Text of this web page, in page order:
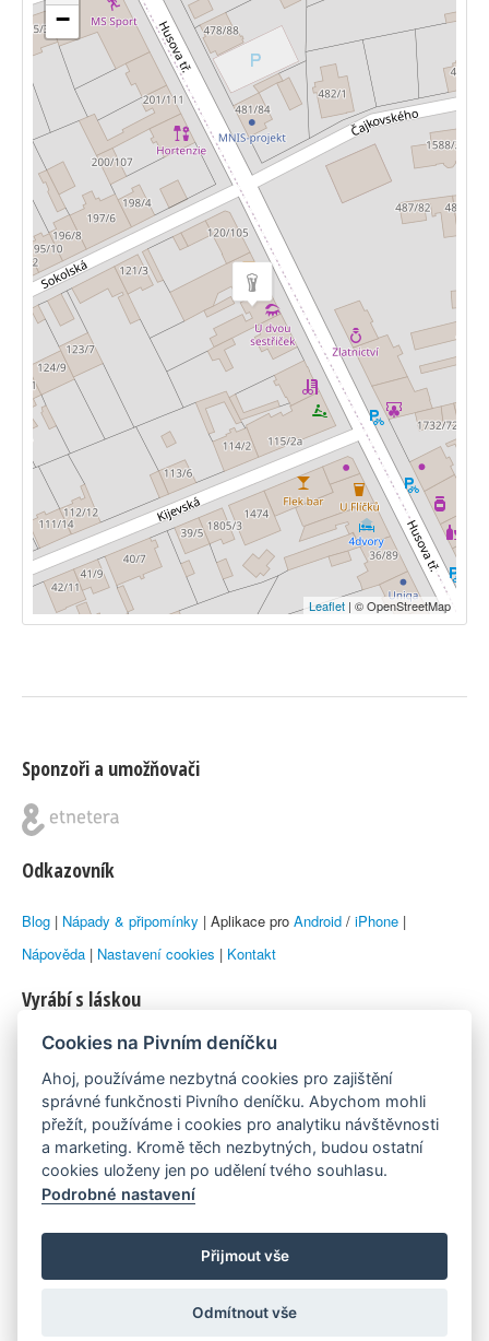
−
Leaflet | © OpenStreetMap
Sponzoři a umožňovači
Odkazovník
Blog | Nápady & připomínky | Aplikace pro Android / iPhone |
Nápověda | Nastavení cookies | Kontakt
Vyrábí s láskou
© 2010–2026 byLukáš Zemanaka Emka
Máme rádi
Pivní.info
Poznámka pod čarou
Pivní deníček je nezávislý zdroj, který není spjat s žádným
konkrétním pivovarem ani restaurací. Názory uživatelů nemusí nutně
reprezentovat názory tvůrců Deníčku.
Cookies na Pivním deníčku
Ahoj, používáme nezbytná cookies pro zajištění
správné funkčnosti Pivního deníčku. Abychom mohli
přežít, používáme i cookies pro analytiku návštěvnosti
a marketing. Kromě těch nezbytných, budou ostatní
cookies uloženy jen po udělení tvého souhlasu.
Podrobné nastavení
Přijmout vše
Odmítnout vše